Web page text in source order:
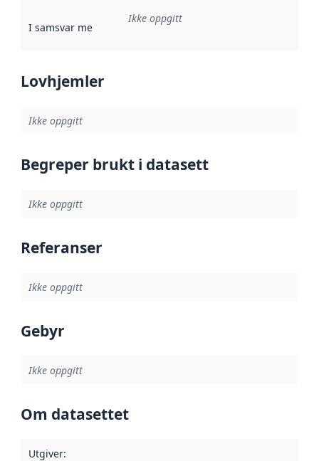
I samsvar med Referanse til en implementasjonsregel
Ikke oppgitt
Lovhjemler
Ikke oppgitt
Begreper brukt i datasett
Ikke oppgitt
Referanser
Ikke oppgitt
Gebyr
Ikke oppgitt
Om datasettet
Utgiver: